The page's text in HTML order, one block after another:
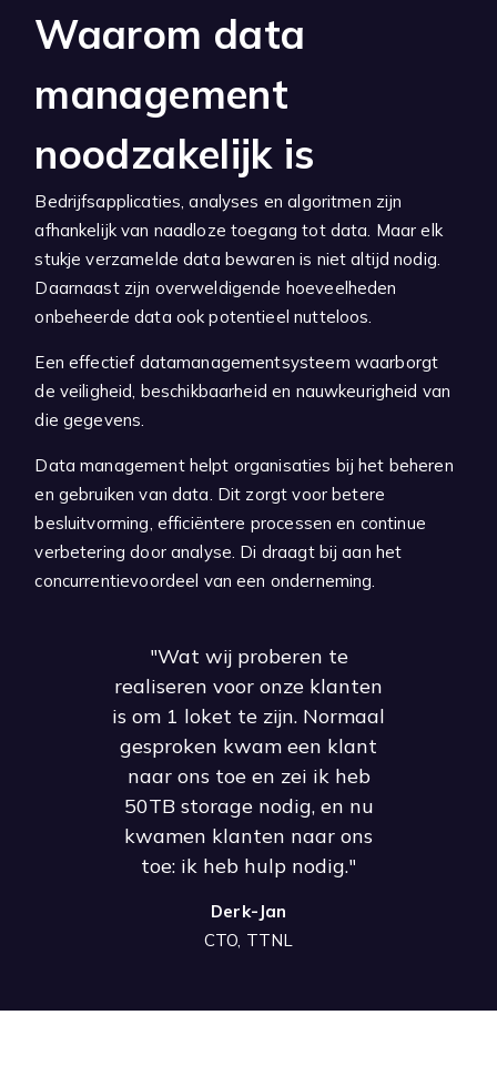
Waarom data
management
noodzakelijk is
Bedrijfsapplicaties, analyses en algoritmen zijn
afhankelijk van naadloze toegang tot data. Maar elk
stukje verzamelde data bewaren is niet altijd nodig.
Daarnaast zijn overweldigende hoeveelheden
onbeheerde data ook potentieel nutteloos.
Een effectief datamanagementsysteem waarborgt
de veiligheid, beschikbaarheid en nauwkeurigheid van
die gegevens.
Data management helpt organisaties bij het beheren
en gebruiken van data. Dit zorgt voor betere
besluitvorming, efficiëntere processen en continue
verbetering door analyse. Di draagt bij aan het
concurrentievoordeel van een onderneming.
"Wat wij proberen te
realiseren voor onze klanten
is om 1 loket te zijn. Normaal
gesproken kwam een klant
naar ons toe en zei ik heb
50TB storage nodig, en nu
kwamen klanten naar ons
toe: ik heb hulp nodig."
Derk-Jan
CTO, TTNL